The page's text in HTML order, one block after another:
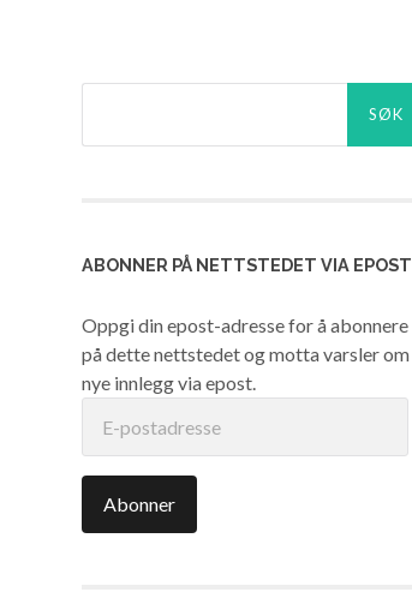
ABONNER PÅ NETTSTEDET VIA EPOST
Oppgi din epost-adresse for å abonnere
på dette nettstedet og motta varsler om
nye innlegg via epost.
postadresse
Abonner